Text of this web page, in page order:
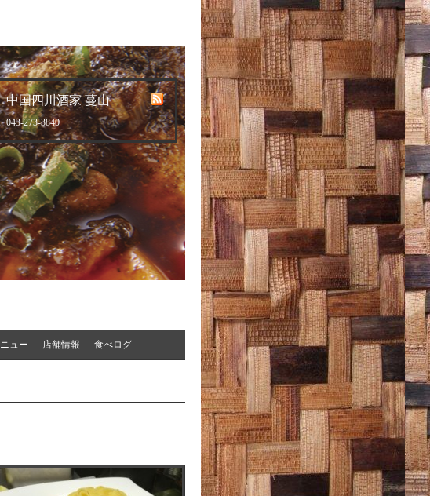
中国四川酒家 蔓山
043-273-3840
ュー 店舗情報 食べログ